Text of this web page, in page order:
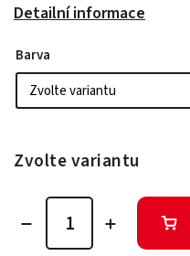
Detailní informace
Barva
Zvolte variantu